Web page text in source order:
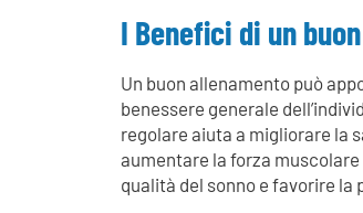
I Benefici di un
Un buon allenamento può
benessere generale
regolare aiuta a migliorare la
aumentare la forza
qualità del sonno e favorire la